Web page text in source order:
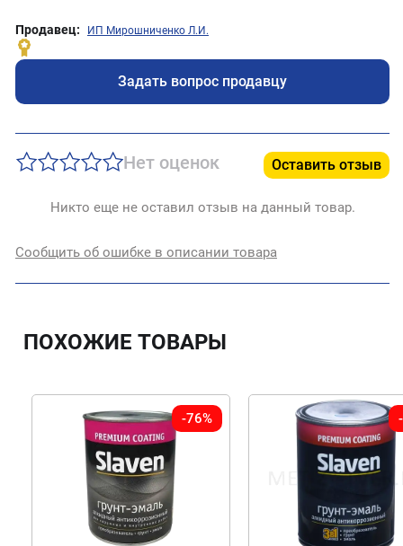
Продавец: ИП Мирошниченко Л.И.
Задать вопрос продавцу
Нет оценок Оставить отзыв
Никто еще не оставил отзыв на данный товар.
Сообщить об ошибке в описании товара
ПОХОЖИЕ ТОВАРЫ
-76%